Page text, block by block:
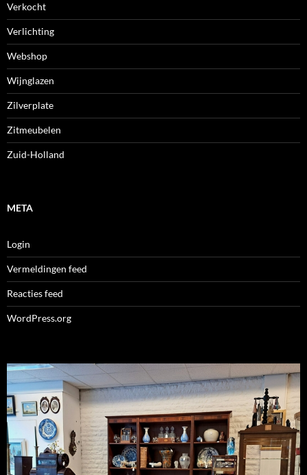
Verkocht
Verlichting
Webshop
Wijnglazen
Zilverplate
Zitmeubelen
Zuid-Holland
META
Login
Vermeldingen feed
Reacties feed
WordPress.org